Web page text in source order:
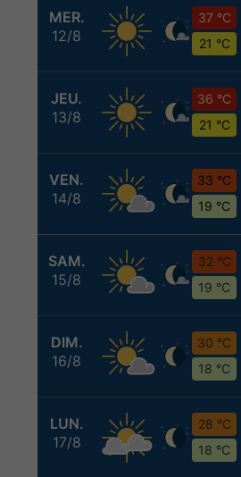
MER.
12/8
37 °C
21 °C
JEU.
13/8
36 °C
21 °C
VEN.
14/8
33 °C
19 °C
SAM.
15/8
32 °C
19 °C
DIM.
16/8
30 °C
18 °C
LUN.
17/8
28 °C
18 °C